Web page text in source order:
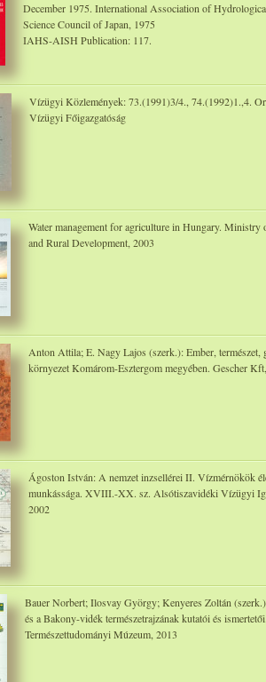
December 1975. International Association of
Science Council of Japan, 1975
IAHS-AISH Publication: 117.
Vízügyi Közlemények: 73.(1991)3/4., 74.(1992)1.,4.
Vízügyi Főigazgatóság
Water management for agriculture in Hungary.
and Rural Development, 2003
Anton Attila; E. Nagy Lajos (szerk.): Ember, természet,
környezet Komárom-Esztergom megyében. Gescher
Ágoston István: A nemzet inzsellérei II. Vízmérnökök
munkássága. XVIII.-XX. sz. Alsótiszavidéki Vízügyi
2002
Bauer Norbert; Ilosvay György; Kenyeres Zoltán
és a Bakony-vidék természetrajzának kutatói és
Természettudományi Múzeum, 2013